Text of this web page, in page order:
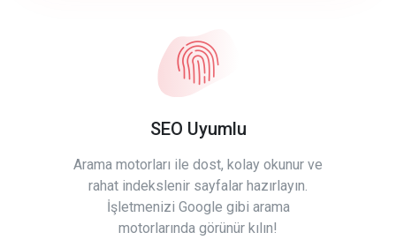
SEO Uyumlu
Arama motorları ile dost, kolay okunur ve
rahat indekslenir sayfalar hazırlayın.
İşletmenizi Google gibi arama
motorlarında görünür kılın!